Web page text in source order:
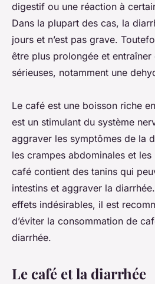
digestif ou une réaction à
Dans la plupart des cas, la
jours et n’est pas grave.
être plus prolongée et
sérieuses, notamment une
Le café est une boisson riche
est un stimulant du système
aggraver les symptômes de la
les crampes abdominales et
café contient des tanins qui
intestins et aggraver la
effets indésirables, il est
d’éviter la consommation de
diarrhée.
Le café et la diarrhée